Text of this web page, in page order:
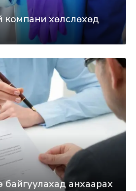
компани хөлслөхөд
байгуулахад анхаарах